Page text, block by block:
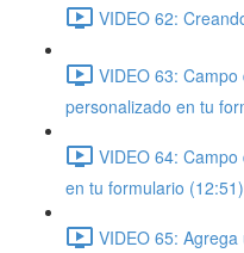
VIDEO 62:
VIDEO 63:
personalizado en tu
VIDEO 64:
en tu formulario (12:51)
VIDEO 65: